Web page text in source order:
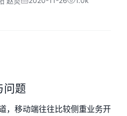
问题
，移动端往往比较侧重业务开